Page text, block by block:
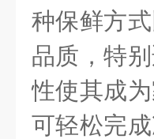
种保鲜方
品质，特
性使其成
可轻松完